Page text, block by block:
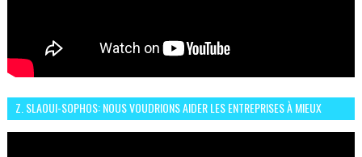
Z. SLAOUI-SOPHOS: NOUS VOUDRIONS AIDER LES ENTREPRISES À MIEUX